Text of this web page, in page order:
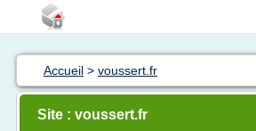
Accueil > voussert.fr
Site : voussert.fr